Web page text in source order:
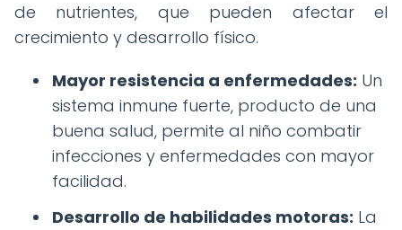
de nutrientes, que pueden afectar el
crecimiento y desarrollo físico.
Mayor resistencia a enfermedades: Un
sistema inmune fuerte, producto de una
buena salud, permite al niño combatir
infecciones y enfermedades con mayor
facilidad.
Desarrollo de habilidades motoras: La